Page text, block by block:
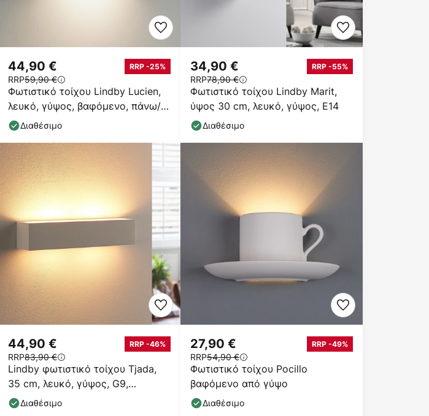
Φωτιστικό τοίχου Lindby Lucien,
λευκό, γύψος, βαφόμενο, πάνω/
κάτω, E14
44,90 € RRP -25%
RRP59,90 €
Διαθέσιμο
Φωτιστικό τοίχου Lindby Marit,
ύψος 30 cm, λευκό, γύψος, E14
34,90 € RRP -55%
RRP78,90 €
Διαθέσιμο
Lindby φωτιστικό τοίχου Tjada,
35 cm, λευκό, γύψος, G9,
βαφόμενο
44,90 € RRP -46%
RRP83,90 €
Διαθέσιμο
Φωτιστικό τοίχου Pocillo
βαφόμενο από γύψο
27,90 € RRP -49%
RRP54,90 €
Διαθέσιμο